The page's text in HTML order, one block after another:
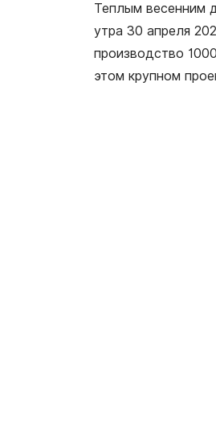
Теплым весенним
утра 30 апреля
производство
этом крупном